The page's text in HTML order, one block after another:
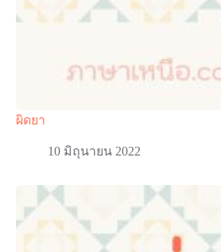
ผิดยา
10 มิถุนายน 2022